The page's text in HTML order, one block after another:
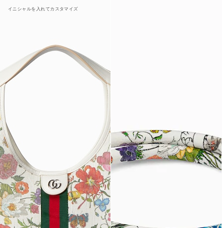
イニシャルを入れてカスタマイズ